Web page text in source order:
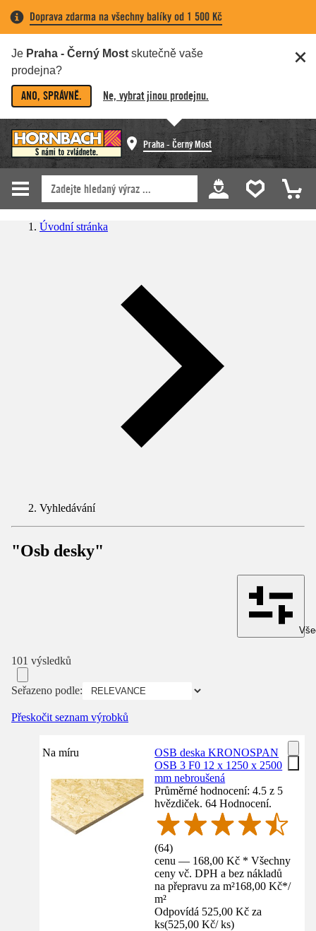
Doprava zdarma na všechny balíky od 1 500 Kč
Je Praha - Černý Most skutečně vaše
prodejna?
ANO, SPRÁVNĚ. Ne, vybrat jinou prodejnu.
Praha - Černý Most
Úvodní stránka
Vyhledávání
"Osb desky"
101 výsledků
Seřazeno podle:
Přeskočit seznam výrobků
Na míru
OSB deska KRONOSPAN
OSB 3 F0 12 x 1250 x 2500
mm nebroušená
Průměrné hodnocení: 4.5 z 5
hvězdiček. 64 Hodnocení.
(64)
cenu — 168,00 Kč * Všechny
ceny vč. DPH a bez nákladů
na přepravu za m²168,00 Kč*/
m²
Odpovídá 525,00 Kč za
ks(525,00 Kč/ ks)